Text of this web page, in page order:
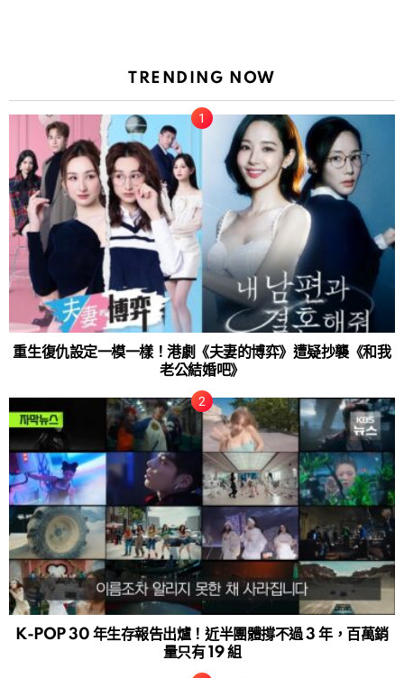
TRENDING NOW
重生復仇設定一模一樣！港劇《夫妻的博弈》遭疑抄襲《和我
老公結婚吧》
K-POP 30 年生存報告出爐！近半團體撐不過 3 年，百萬銷
量只有 19 組